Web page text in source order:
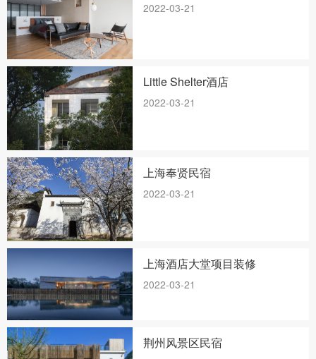
2022-03-21
Little Shelter酒店
2022-03-21
上海奉贤民宿
2022-03-21
上海酒店大堂项目装修
2022-03-21
荆州风景区民宿